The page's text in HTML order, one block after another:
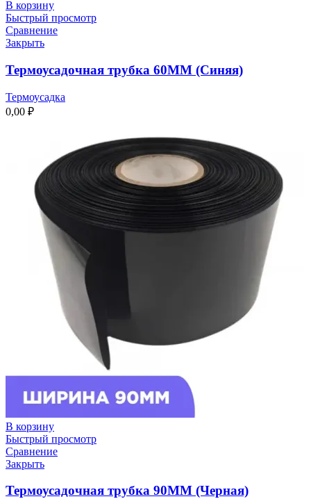
В корзину
Быстрый просмотр
Сравнение
Закрыть
Термоусадочная трубка 60ММ (Синяя)
Термоусадка
0,00 ₽
В корзину
Быстрый просмотр
Сравнение
Закрыть
Термоусадочная трубка 90ММ (Черная)